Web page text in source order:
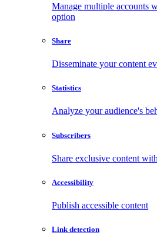
Manage multiple accounts
option
Share
Disseminate your content
Statistics
Analyze your audience's
Subscribers
Share exclusive content
Accessibility
Publish accessible content
Link detection